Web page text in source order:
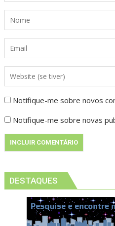
Notifique-me sobre novos
Notifique-me sobre novas
DESTAQUES